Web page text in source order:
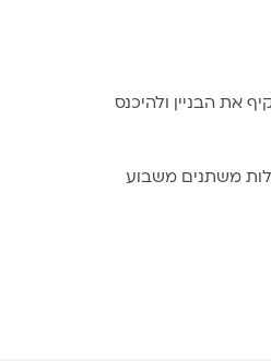
את הבניין ולהיכנס
משתנים משבוע